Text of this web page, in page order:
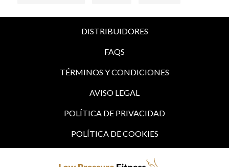
DISTRIBUIDORES
FAQS
TÉRMINOS Y CONDICIONES
AVISO LEGAL
POLÍTICA DE PRIVACIDAD
POLÍTICA DE COOKIES